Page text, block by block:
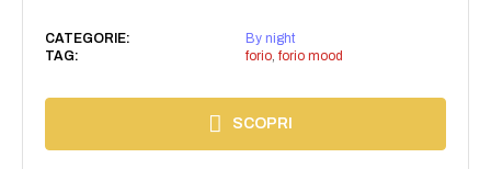
CATEGORIE:
By night
TAG:
forio, forio mood
SCOPRI